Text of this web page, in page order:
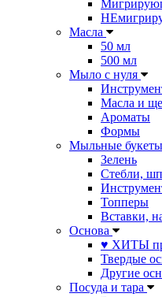
Масла
50 мл
500 мл
Мыло с нуля
Масла и
Ароматы
Формы
Мыльные букеты
Зелень
Стебли,
Топперы
Вставки,
Основа
♥ ХИТЫ
Твердые
Другие
Посуда и тара